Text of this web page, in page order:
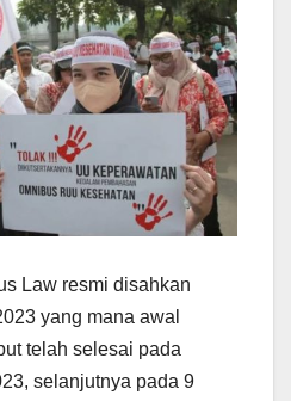
Law resmi disahkan
yang mana awal
telah selesai pada
selanjutnya pada 9